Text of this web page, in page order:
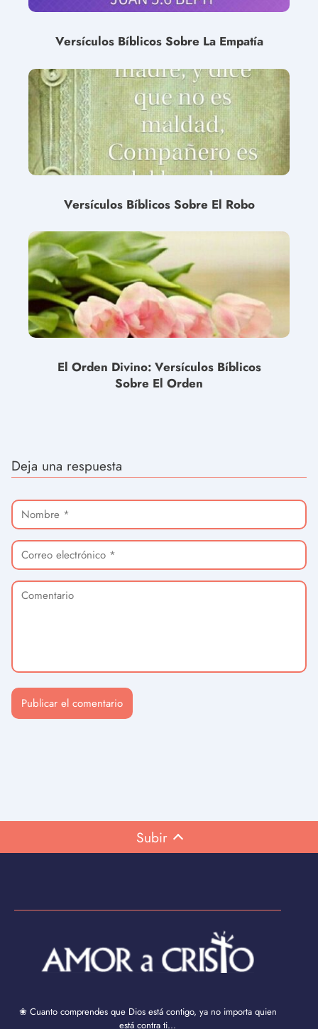
Versículos Bíblicos Sobre La Empatía
Versículos Bíblicos Sobre El Robo
El Orden Divino: Versículos Bíblicos
Sobre El Orden
Deja una respuesta
Subir
❀ Cuanto comprendes que Dios está contigo, ya no importa quien
está contra ti...